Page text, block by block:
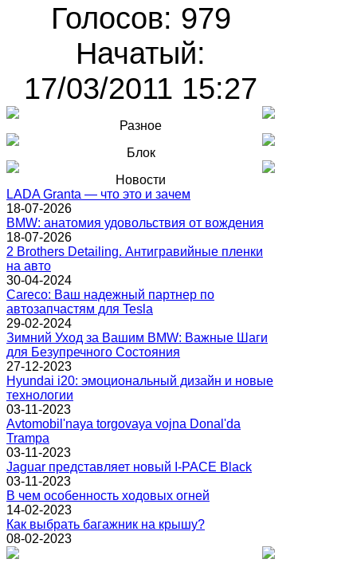
Голосов: 979
Начатый:
17/03/2011 15:27
Разное
Блок
Новости
LADA Granta — что это и зачем
18-07-2026
BMW: анатомия удовольствия от вождения
18-07-2026
2 Brothers Detailing. Антигравийные пленки
на авто
30-04-2024
Careco: Ваш надежный партнер по
автозапчастям для Tesla
29-02-2024
Зимний Уход за Вашим BMW: Важные Шаги
для Безупречного Состояния
27-12-2023
Hyundai i20: эмоциональный дизайн и новые
технологии
03-11-2023
Avtomobil'naya torgovaya vojna Donal'da
Trampa
03-11-2023
Jaguar представляет новый I-PACE Black
03-11-2023
В чем особенность ходовых огней
14-02-2023
Как выбрать багажник на крышу?
08-02-2023